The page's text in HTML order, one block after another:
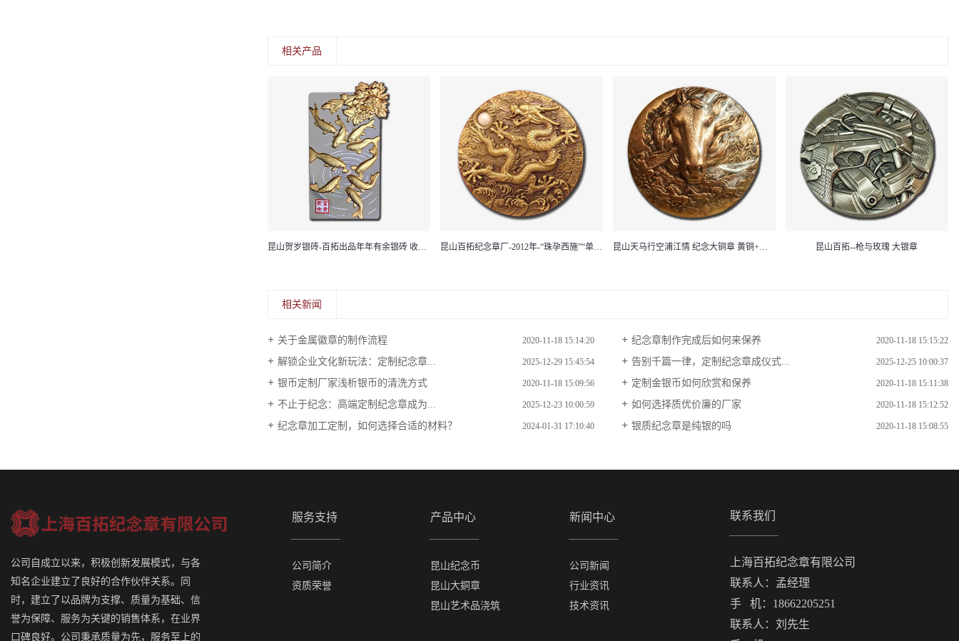
相关产品
昆山贺岁银砖-百拓出品年年有余银砖 收藏送礼佳品 高浮雕镀金 昆山百拓纪念章厂-2012年-“珠孕西施”“单龙戏珠”大铜章 昆山天马行空浦江情 纪念大铜章 黄铜+紫铜 昆山百拓--枪与玫瑰 大银章
相关新闻
关于金属徽章的制作流程 2020-11-18 15:14:20 ​纪念章制作完成后如何来保养 2020-11-18 15:15:22
解锁企业文化新玩法：定制纪念章... 2025-12-29 15:45:54 告别千篇一律，定制纪念章成仪式... 2025-12-25 10:00:37
银币定制厂家浅析银币的清洗方式 2020-11-18 15:09:56 定制金银币如何欣赏和保养 2020-11-18 15:11:38
不止于纪念：高端定制纪念章成为... 2025-12-23 10:00:59 如何选择质优价廉的厂家 2020-11-18 15:12:52
纪念章加工定制，如何选择合适的材料？ 2024-01-31 17:10:40 银质纪念章是纯银的吗 2020-11-18 15:08:55
公司自成立以来，积极创新发展模式，与各
知名企业建立了良好的合作伙伴关系。同
时，建立了以品牌为支撑、质量为基础、信
誉为保障、服务为关键的销售体系，在业界
口碑良好。公司秉承质量为先，服务至上的
服务支持
公司简介
资质荣誉
产品中心
昆山纪念币
昆山大銅章
昆山艺术品浇筑
新闻中心
公司新闻
行业资讯
技术资讯
联系我们
上海百拓纪念章有限公司
联系人：孟经理
手 机：18662205251
联系人：刘先生